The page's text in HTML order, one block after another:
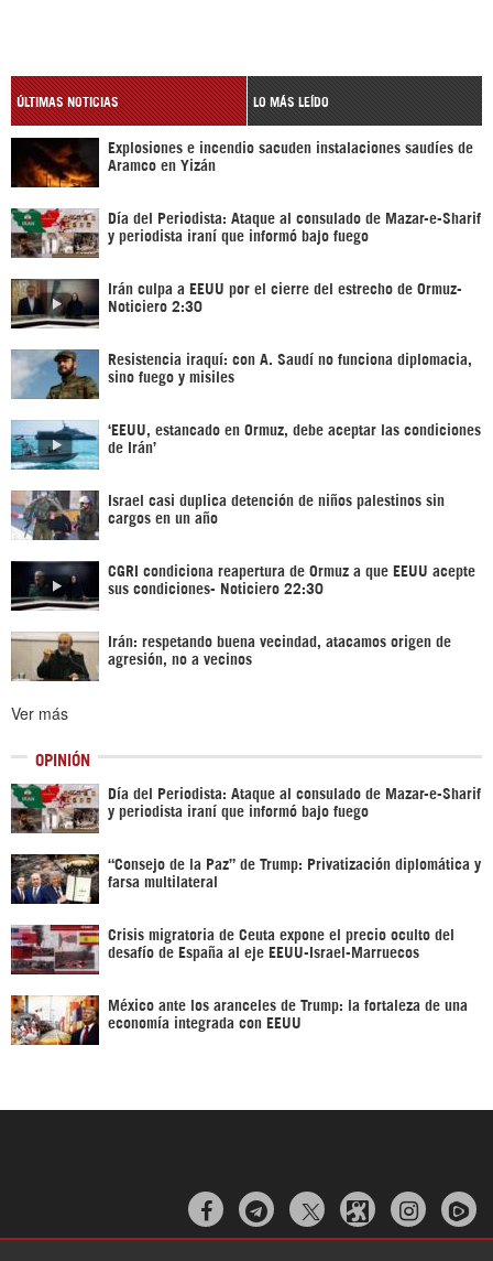
ÚLTIMAS NOTICIAS LO MÁS LEÍDO
Explosiones e incendio sacuden instalaciones saudíes de
Aramco en Yizán
Día del Periodista: Ataque al consulado de Mazar-e-Sharif
y periodista iraní que informó bajo fuego
Irán culpa a EEUU por el cierre del estrecho de Ormuz-
Noticiero 2:30
Resistencia iraquí: con A. Saudí no funciona diplomacia,
sino fuego y misiles
‘EEUU, estancado en Ormuz, debe aceptar las condiciones
de Irán’
Israel casi duplica detención de niños palestinos sin
cargos en un año
CGRI condiciona reapertura de Ormuz a que EEUU acepte
sus condiciones- Noticiero 22:30
Irán: respetando buena vecindad, atacamos origen de
agresión, no a vecinos
Ver más
OPINIÓN
Día del Periodista: Ataque al consulado de Mazar-e-Sharif
y periodista iraní que informó bajo fuego
“Consejo de la Paz” de Trump: Privatización diplomática y
farsa multilateral
Crisis migratoria de Ceuta expone el precio oculto del
desafío de España al eje EEUU-Israel-Marruecos
México ante los aranceles de Trump: la fortaleza de una
economía integrada con EEUU
  